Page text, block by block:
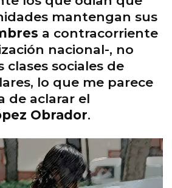
mantengan sus
a contracorriente
nacional-, no
clases sociales de
lo que me parece
de aclarar el
Obrador.